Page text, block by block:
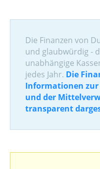
Die Finanzen von
und glaubwürdig -
unabhängige
jedes Jahr. Die
Informationen zur
und der
transparent